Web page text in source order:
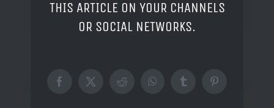
THIS ARTICLE ON YOUR CHANNELS
OR SOCIAL NETWORKS.
Facebook
X RedditWhatsAppTumblrPinterest